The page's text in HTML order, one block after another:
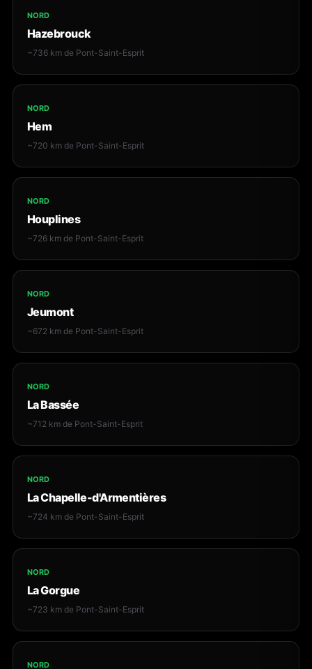
NORD
Hazebrouck
~736 km de Pont-Saint-Esprit
NORD
Hem
~720 km de Pont-Saint-Esprit
NORD
Houplines
~726 km de Pont-Saint-Esprit
NORD
Jeumont
~672 km de Pont-Saint-Esprit
NORD
La Bassée
~712 km de Pont-Saint-Esprit
NORD
La Chapelle-d'Armentières
~724 km de Pont-Saint-Esprit
NORD
La Gorgue
~723 km de Pont-Saint-Esprit
NORD